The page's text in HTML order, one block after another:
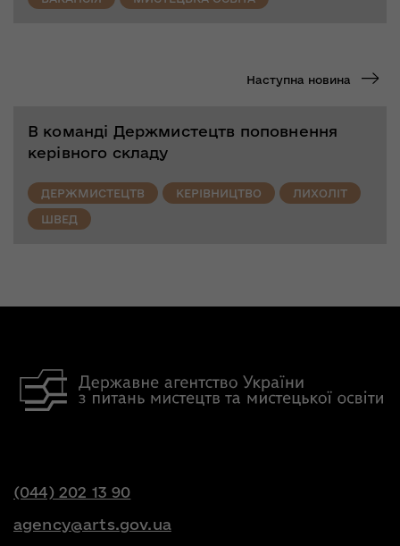
Наступна новина
В команді Держмистецтв поповнення
керівного складу
ДЕРЖМИСТЕЦТВ КЕРІВНИЦТВО ЛИХОЛІТ
ШВЕД
(044) 202 13 90
agency@arts.gov.ua